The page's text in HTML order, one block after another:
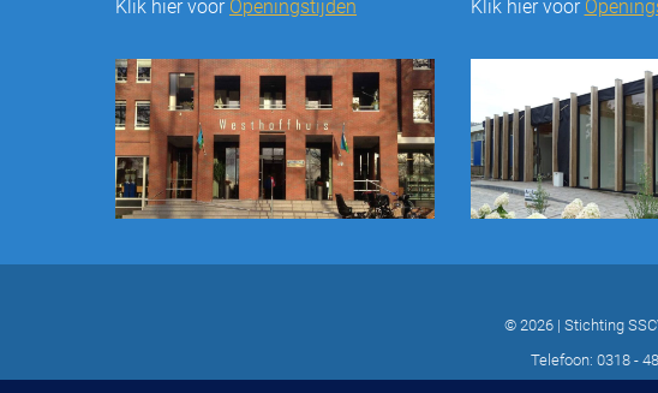
Klik hier voor Openingstijden
Klik hier voor
© 2026 | Stichting
Telefoon: 0318 -